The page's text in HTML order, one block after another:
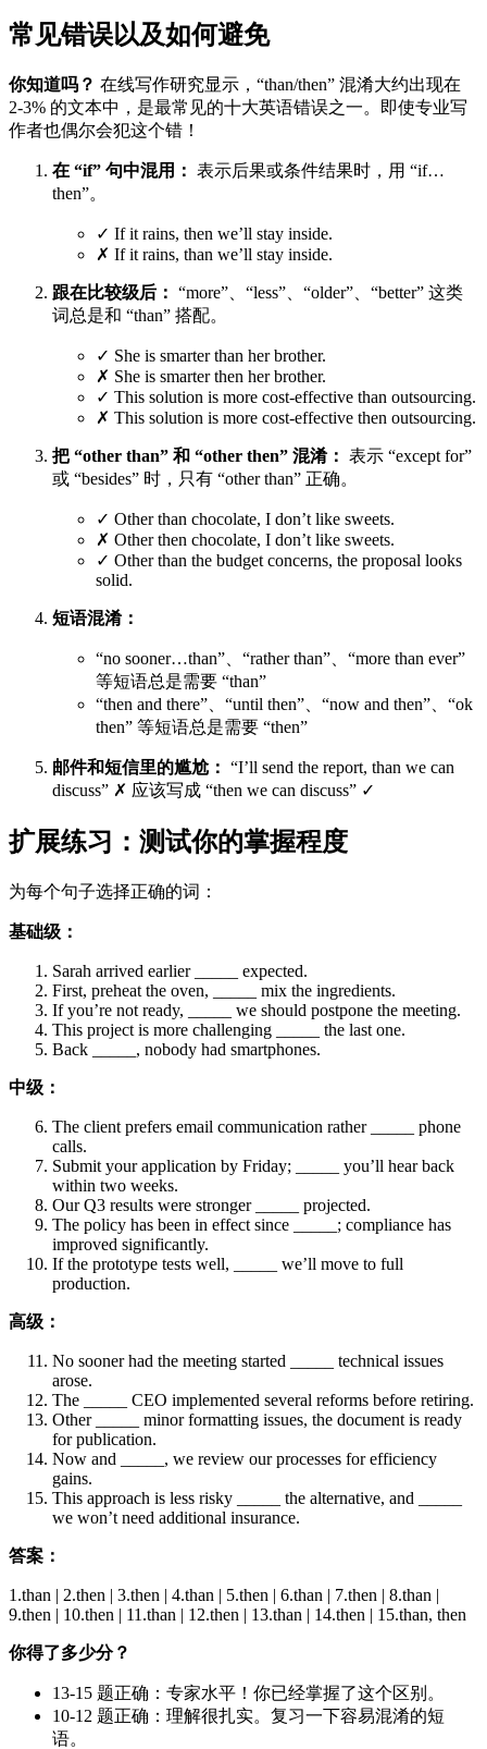
常见错误以及如何避免
你知道吗？ 在线写作研究显示，“than/then” 混淆大约出现在
2-3% 的文本中，是最常见的十大英语错误之一。即使专业写
作者也偶尔会犯这个错！
在 “if” 句中混用： 表示后果或条件结果时，用 “if…
then”。
✓ If it rains, then we’ll stay inside.
✗ If it rains, than we’ll stay inside.
跟在比较级后： “more”、“less”、“older”、“better” 这类
词总是和 “than” 搭配。
✓ She is smarter than her brother.
✗ She is smarter then her brother.
✓ This solution is more cost-effective than outsourcing.
✗ This solution is more cost-effective then outsourcing.
把 “other than” 和 “other then” 混淆： 表示 “except for”
或 “besides” 时，只有 “other than” 正确。
✓ Other than chocolate, I don’t like sweets.
✗ Other then chocolate, I don’t like sweets.
✓ Other than the budget concerns, the proposal looks
solid.
短语混淆：
“no sooner…than”、“rather than”、“more than ever”
等短语总是需要 “than”
“then and there”、“until then”、“now and then”、“ok
then” 等短语总是需要 “then”
邮件和短信里的尴尬： “I’ll send the report, than we can
discuss” ✗ 应该写成 “then we can discuss” ✓
扩展练习：测试你的掌握程度
为每个句子选择正确的词：
基础级：
Sarah arrived earlier _____ expected.
First, preheat the oven, _____ mix the ingredients.
If you’re not ready, _____ we should postpone the meeting.
This project is more challenging _____ the last one.
Back _____, nobody had smartphones.
中级：
The client prefers email communication rather _____ phone
calls.
Submit your application by Friday; _____ you’ll hear back
within two weeks.
Our Q3 results were stronger _____ projected.
The policy has been in effect since _____; compliance has
improved significantly.
If the prototype tests well, _____ we’ll move to full
production.
高级：
No sooner had the meeting started _____ technical issues
arose.
The _____ CEO implemented several reforms before retiring.
Other _____ minor formatting issues, the document is ready
for publication.
Now and _____, we review our processes for efficiency
gains.
This approach is less risky _____ the alternative, and _____
we won’t need additional insurance.
答案：
1.than | 2.then | 3.then | 4.than | 5.then | 6.than | 7.then | 8.than |
9.then | 10.then | 11.than | 12.then | 13.than | 14.then | 15.than, then
你得了多少分？
13-15 题正确：专家水平！你已经掌握了这个区别。
10-12 题正确：理解很扎实。复习一下容易混淆的短
语。